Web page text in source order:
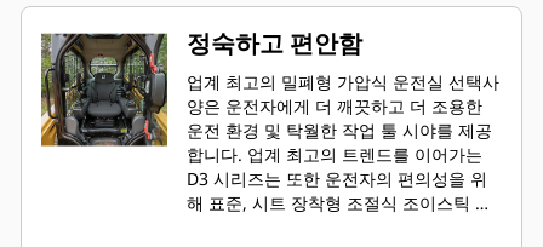
정숙하고 편안함
업계 최고의 밀폐형 가압식 운전실 선택사
양은 운전자에게 더 깨끗하고 더 조용한
운전 환경 및 탁월한 작업 툴 시야를 제공
합니다. 업계 최고의 트렌드를 이어가는
D3 시리즈는 또한 운전자의 편의성을 위
해 표준, 시트 장착형 조절식 조이스틱 제